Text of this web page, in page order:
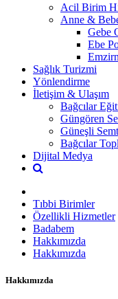
Acil Birim
Anne &
Gebe
Ebe
Sağlık Turizmi
Yönlendirme
İletişim & Ulaşım
Bağcılar
Güngören
Güneşli
Bağcılar
Dijital Medya
Tıbbi Birimler
Özellikli Hizmetler
Badabem
Hakkımızda
Hakkımızda
Hakkımızda